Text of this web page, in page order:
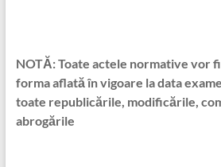
NOTĂ: Toate actele normative vor
forma aflată în vigoare la data
toate republicările, modificările,
abrogările